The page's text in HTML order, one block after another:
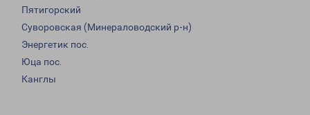
Пятигорский
Суворовская (Минераловодский р-н)
Энергетик пос.
Юца пос.
Канглы